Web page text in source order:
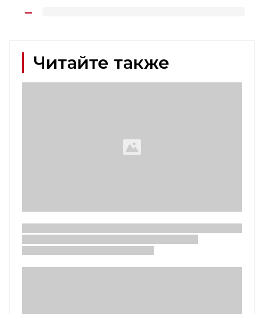
Читайте также